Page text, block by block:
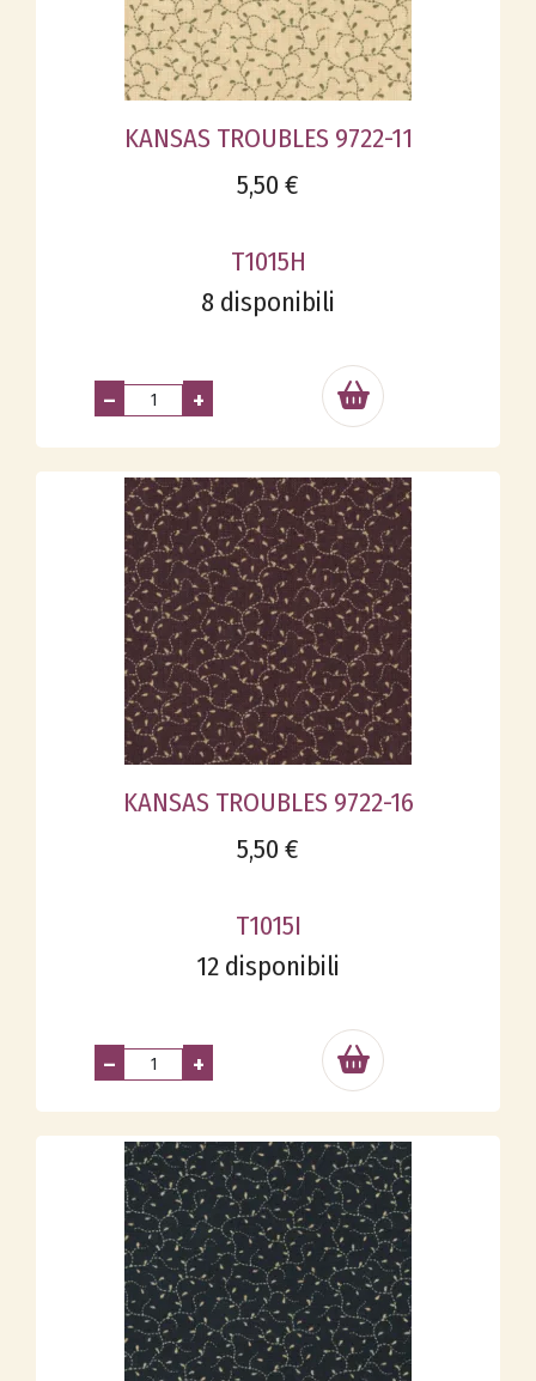
KANSAS TROUBLES 9722-11
5,50 €
T1015H
8 disponibili
– +
KANSAS TROUBLES 9722-16
5,50 €
T1015I
12 disponibili
– +